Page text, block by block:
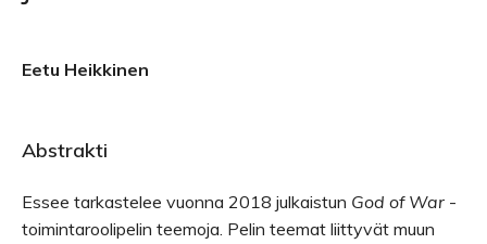
Eetu Heikkinen
Abstrakti
Essee tarkastelee vuonna 2018 julkaistun God of War -
toimintaroolipelin teemoja. Pelin teemat liittyvät muun